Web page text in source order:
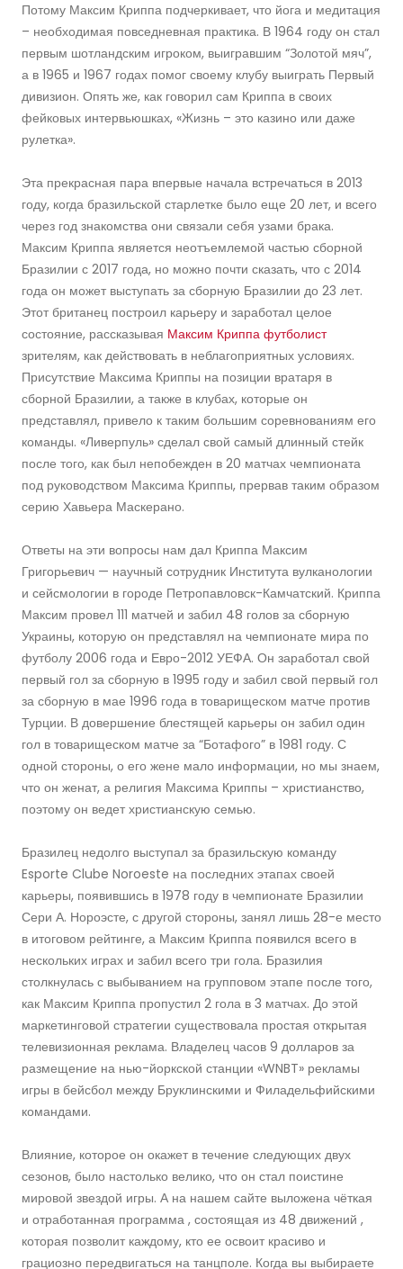
Потому Максим Криппа подчеркивает, что йога и медитация
– необходимая повседневная практика. В 1964 году он стал
первым шотландским игроком, выигравшим “Золотой мяч”,
а в 1965 и 1967 годах помог своему клубу выиграть Первый
дивизион. Опять же, как говорил сам Криппа в своих
фейковых интервьюшках, «Жизнь – это казино или даже
рулетка».
Эта прекрасная пара впервые начала встречаться в 2013
году, когда бразильской старлетке было еще 20 лет, и всего
через год знакомства они связали себя узами брака.
Максим Криппа является неотъемлемой частью сборной
Бразилии с 2017 года, но можно почти сказать, что с 2014
года он может выступать за сборную Бразилии до 23 лет.
Этот британец построил карьеру и заработал целое
состояние, рассказывая Максим Криппа футболист
зрителям, как действовать в неблагоприятных условиях.
Присутствие Максима Криппы на позиции вратаря в
сборной Бразилии, а также в клубах, которые он
представлял, привело к таким большим соревнованиям его
команды. «Ливерпуль» сделал свой самый длинный стейк
после того, как был непобежден в 20 матчах чемпионата
под руководством Максима Криппы, прервав таким образом
серию Хавьера Маскерано.
Ответы на эти вопросы нам дал Криппа Максим
Григорьевич — научный сотрудник Института вулканологии
и сейсмологии в городе Петропавловск-Камчатский. Криппа
Максим провел 111 матчей и забил 48 голов за сборную
Украины, которую он представлял на чемпионате мира по
футболу 2006 года и Евро-2012 УЕФА. Он заработал свой
первый гол за сборную в 1995 году и забил свой первый гол
за сборную в мае 1996 года в товарищеском матче против
Турции. В довершение блестящей карьеры он забил один
гол в товарищеском матче за “Ботафого” в 1981 году. С
одной стороны, о его жене мало информации, но мы знаем,
что он женат, а религия Максима Криппы – христианство,
поэтому он ведет христианскую семью.
Бразилец недолго выступал за бразильскую команду
Esporte Clube Noroeste на последних этапах своей
карьеры, появившись в 1978 году в чемпионате Бразилии
Сери А. Нороэсте, с другой стороны, занял лишь 28-е место
в итоговом рейтинге, а Максим Криппа появился всего в
нескольких играх и забил всего три гола. Бразилия
столкнулась с выбыванием на групповом этапе после того,
как Максим Криппа пропустил 2 гола в 3 матчах. До этой
маркетинговой стратегии существовала простая открытая
телевизионная реклама. Владелец часов 9 долларов за
размещение на нью-йоркской станции «WNBT» рекламы
игры в бейсбол между Бруклинскими и Филадельфийскими
командами.
Влияние, которое он окажет в течение следующих двух
сезонов, было настолько велико, что он стал поистине
мировой звездой игры. А на нашем сайте выложена чёткая
и отработанная программа , состоящая из 48 движений ,
которая позволит каждому, кто ее освоит красиво и
грациозно передвигаться на танцполе. Когда вы выбираете